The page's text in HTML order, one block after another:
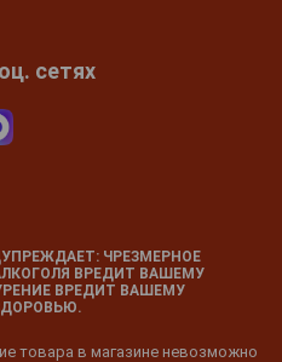
сетях
ЧРЕЗМЕРНОЕ
ВРЕДИТ ВАШЕМУ
ВРЕДИТ ВАШЕМУ
товара в магазине невозможно